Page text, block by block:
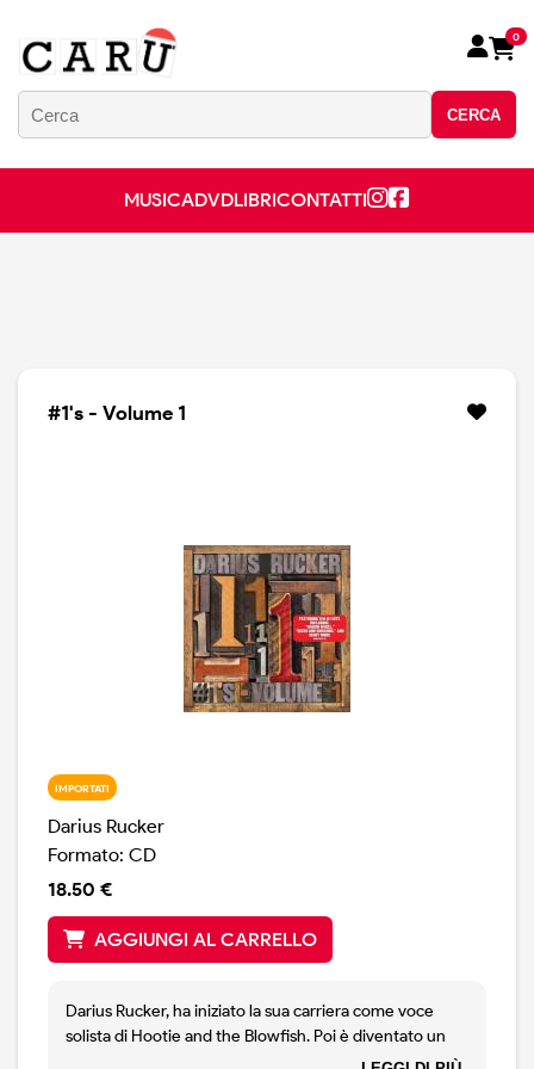
CERCA
0
MUSICADVDLIBRICONTATTI
#1's - Volume 1
IMPORTATI
Darius Rucker
Formato: CD
18.50 €
AGGIUNGI AL CARRELLO
Darius Rucker, ha iniziato la sua carriera come voce
solista di Hootie and the Blowfish. Poi è diventato un
solista e, come tale, ha iniziato una carriera come